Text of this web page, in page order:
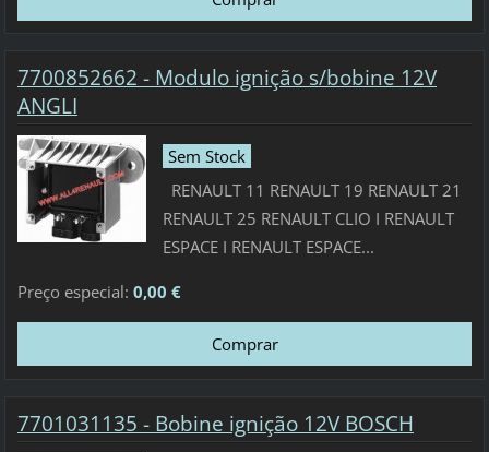
7700852662 - Modulo ignição s/bobine 12V
ANGLI
Sem Stock
RENAULT 11 RENAULT 19 RENAULT 21
RENAULT 25 RENAULT CLIO I RENAULT
ESPACE I RENAULT ESPACE...
Preço especial: 0,00 €
7701031135 - Bobine ignição 12V BOSCH